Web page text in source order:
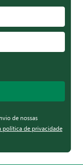
de nossas
política de privacidade